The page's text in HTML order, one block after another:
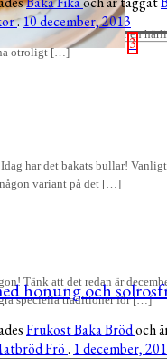
på er! Hoppas att ni får en
otroligt […]
3
har det bakats bullar!
variant på det […]
.10 december, 2013
Tänk att det redan är
speciella traditioner för […]
honung och
FrukostBakaBrödoch
Frö. 1 december,